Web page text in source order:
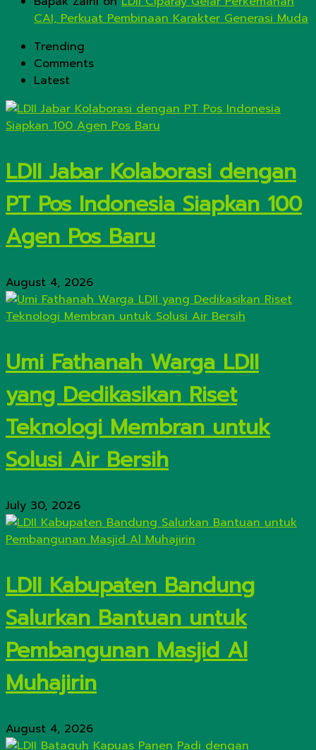
CAI, Perkuat Pembinaan Karakter Generasi Muda
Trending
Comments
Latest
LDII Jabar Kolaborasi dengan
PT Pos Indonesia Siapkan 100
Agen Pos Baru
August 4, 2026
Umi Fathanah Warga LDII
yang Dedikasikan Riset
Teknologi Membran untuk
Solusi Air Bersih
July 30, 2026
LDII Kabupaten Bandung
Salurkan Bantuan untuk
Pembangunan Masjid Al
Muhajirin
August 4, 2026